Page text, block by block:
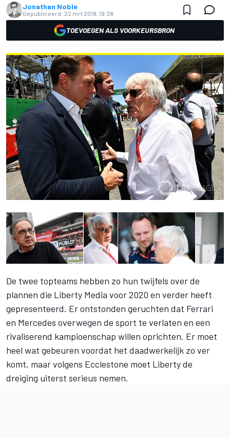
Jonathan Noble
Gepubliceerd: 22 mrt 2018, 19:38
TOEVOEGEN ALS VOORKEURSBRON
De twee topteams hebben zo hun twijfels over de
plannen die Liberty Media voor 2020 en verder heeft
gepresenteerd. Er ontstonden geruchten dat Ferrari
en Mercedes overwegen de sport te verlaten en een
rivaliserend kampioenschap willen oprichten. Er moet
heel wat gebeuren voordat het daadwerkelijk zo ver
komt, maar volgens Ecclestone moet Liberty de
dreiging uiterst serieus nemen.